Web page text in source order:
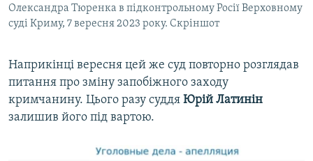
Олександра Тюренка в підконтрольному Росії Верховному
суді Криму, 7 вересня 2023 року. Скріншот
Наприкінці вересня цей же суд повторно розглядав
питання про зміну запобіжного заходу
кримчанину. Цього разу суддя Юрій Латинін
залишив його під вартою.